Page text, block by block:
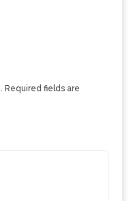
Required fields are